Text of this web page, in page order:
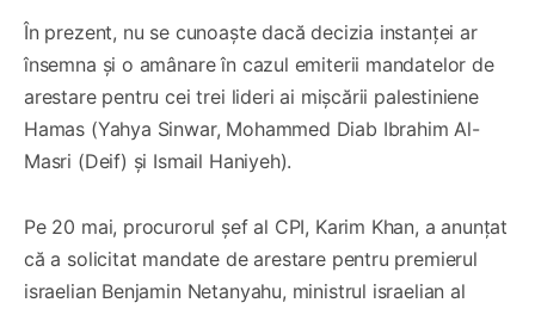
În prezent, nu se cunoaște dacă decizia instanței ar
însemna și o amânare în cazul emiterii mandatelor de
arestare pentru cei trei lideri ai mișcării palestiniene
Hamas (Yahya Sinwar, Mohammed Diab Ibrahim Al-
Masri (Deif) și Ismail Haniyeh).
Pe 20 mai, procurorul șef al CPI, Karim Khan, a anunțat
că a solicitat mandate de arestare pentru premierul
israelian Benjamin Netanyahu, ministrul israelian al